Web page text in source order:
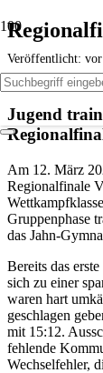
Veröffentlicht:
Jugend
Am 12. März
Regionalfinale
Gruppenphase
das Jahn-
Bereits das
sich zu einer
waren hart
geschlagen
mit 15:12.
fehlende
Wechselfehler,